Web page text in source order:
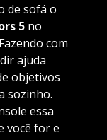
de sofá o
5no
com
ajuda
objetivos
sozinho.
essa
você for e